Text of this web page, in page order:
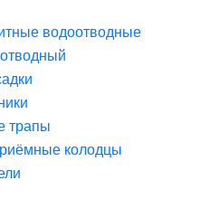
водоотводные
трапы
колодцы